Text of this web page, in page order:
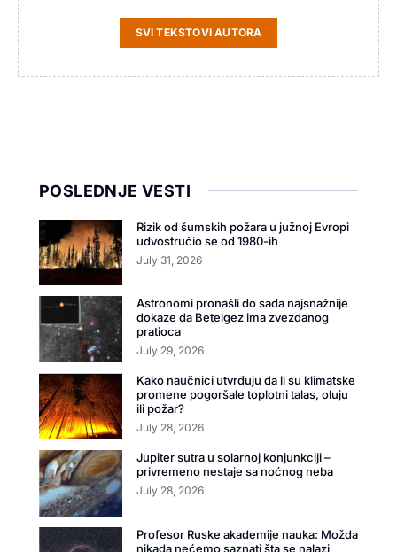
SVI TEKSTOVI AUTORA
POSLEDNJE VESTI
Rizik od šumskih požara u južnoj Evropi
udvostručio se od 1980-ih
July 31, 2026
Astronomi pronašli do sada najsnažnije
dokaze da Betelgez ima zvezdanog
pratioca
July 29, 2026
Kako naučnici utvrđuju da li su klimatske
promene pogoršale toplotni talas, oluju
ili požar?
July 28, 2026
Jupiter sutra u solarnoj konjunkciji –
privremeno nestaje sa noćnog neba
July 28, 2026
Profesor Ruske akademije nauka: Možda
nikada nećemo saznati šta se nalazi